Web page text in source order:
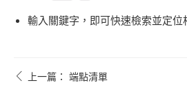
輸入關鍵字，即可快速檢索並定位
上一篇： 端點清單